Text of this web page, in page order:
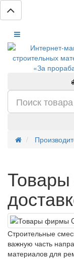
Строительные
важную часть
материалов для